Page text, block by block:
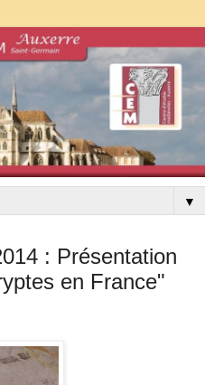
▼
: Présentation
en France"